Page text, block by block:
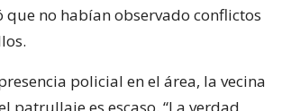
que no habían observado conflictos
policial en el área, la vecina
patrullaje es escaso. “La verdad